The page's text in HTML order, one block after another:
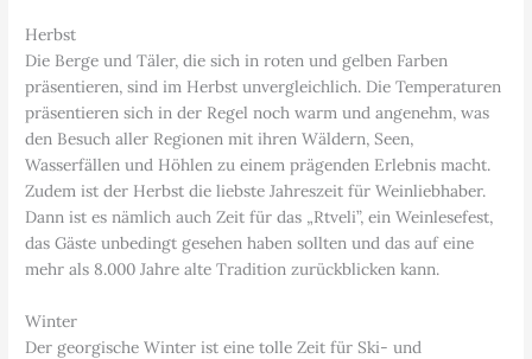
Herbst
Die Berge und Täler, die sich in roten und gelben Farben
präsentieren, sind im Herbst unvergleichlich. Die Temperaturen
präsentieren sich in der Regel noch warm und angenehm, was
den Besuch aller Regionen mit ihren Wäldern, Seen,
Wasserfällen und Höhlen zu einem prägenden Erlebnis macht.
Zudem ist der Herbst die liebste Jahreszeit für Weinliebhaber.
Dann ist es nämlich auch Zeit für das „Rtveli”, ein Weinlesefest,
das Gäste unbedingt gesehen haben sollten und das auf eine
mehr als 8.000 Jahre alte Tradition zurückblicken kann.
Winter
Der georgische Winter ist eine tolle Zeit für Ski- und